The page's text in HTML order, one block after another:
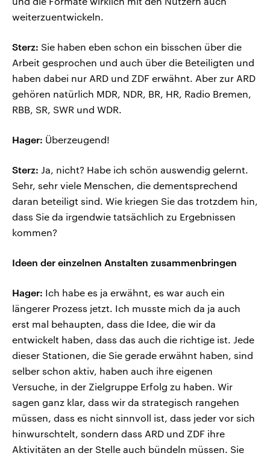
weiterzuentwickeln.
Sterz: Sie haben eben schon ein bisschen über die
Arbeit gesprochen und auch über die Beteiligten und
haben dabei nur ARD und ZDF erwähnt. Aber zur ARD
gehören natürlich MDR, NDR, BR, HR, Radio Bremen,
RBB, SR, SWR und WDR.
Hager: Überzeugend!
Sterz: Ja, nicht? Habe ich schön auswendig gelernt.
Sehr, sehr viele Menschen, die dementsprechend
daran beteiligt sind. Wie kriegen Sie das trotzdem hin,
dass Sie da irgendwie tatsächlich zu Ergebnissen
kommen?
Ideen der einzelnen Anstalten zusammenbringen
Hager: Ich habe es ja erwähnt, es war auch ein
längerer Prozess jetzt. Ich musste mich da ja auch
erst mal behaupten, dass die Idee, die wir da
entwickelt haben, dass das auch die richtige ist. Jede
dieser Stationen, die Sie gerade erwähnt haben, sind
selber schon aktiv, haben auch ihre eigenen
Versuche, in der Zielgruppe Erfolg zu haben. Wir
sagen ganz klar, dass wir da strategisch rangehen
müssen, dass es nicht sinnvoll ist, dass jeder vor sich
hinwurschtelt, sondern dass ARD und ZDF ihre
Aktivitäten an der Stelle auch bündeln müssen. Sie